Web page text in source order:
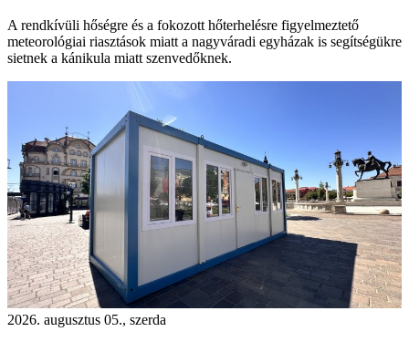
A rendkívüli hőségre és a fokozott hőterhelésre figyelmeztető
meteorológiai riasztások miatt a nagyváradi egyházak is segítségükre
sietnek a kánikula miatt szenvedőknek.
2026. augusztus 05., szerda